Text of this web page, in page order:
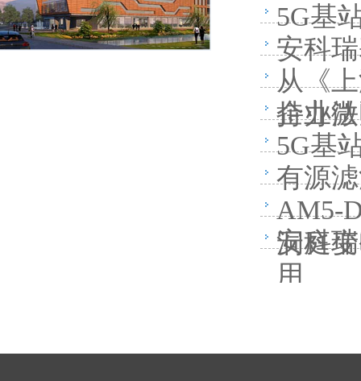
5G基
安科
从《
持办
企业
5G基
有源
AM5-
洞庭
安科
用